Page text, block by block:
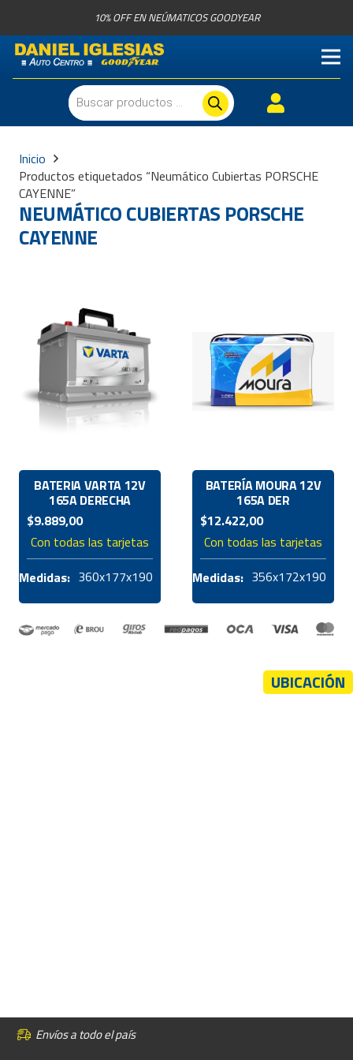
10% OFF EN NEÚMATICOS GOODYEAR
Búsqueda
de
productos
Inicio
Productos etiquetados “Neumático Cubiertas PORSCHE
CAYENNE”
NEUMÁTICO CUBIERTAS PORSCHE
CAYENNE
BATERIA VARTA 12V
165A DERECHA
$9.889,00
Con todas las tarjetas
Medidas: 360x177x190
BATERÍA MOURA 12V
165A DER
$12.422,00
Con todas las tarjetas
Medidas: 356x172x190
UBICACIÓN
Envíos a todo el país